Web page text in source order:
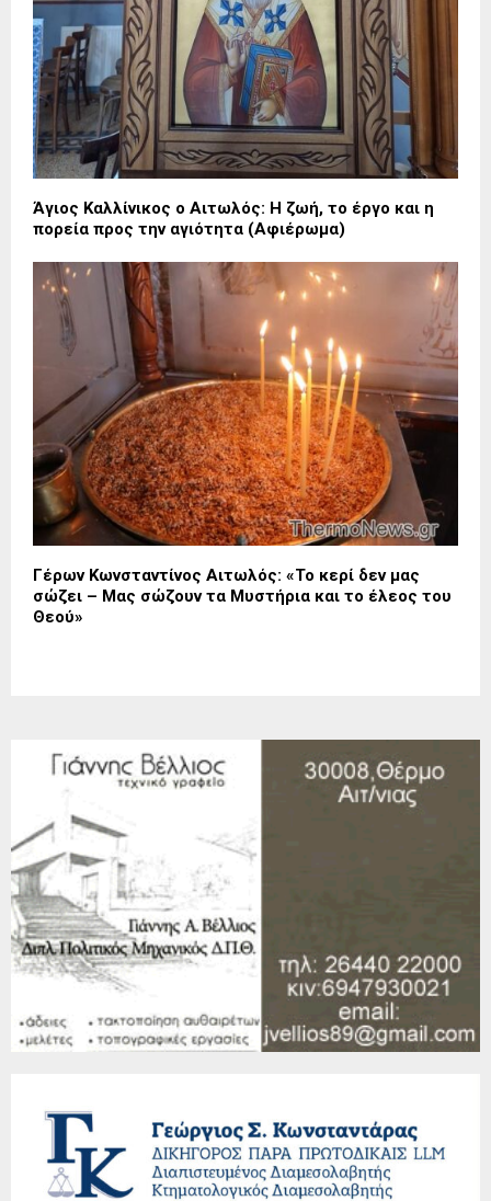
Άγιος Καλλίνικος ο Αιτωλός: Η ζωή, το έργο και η
πορεία προς την αγιότητα (Αφιέρωμα)
Γέρων Κωνσταντίνος Αιτωλός: «Το κερί δεν μας
σώζει – Μας σώζουν τα Μυστήρια και το έλεος του
Θεού»